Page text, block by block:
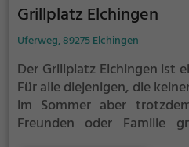
Grillplatz Elchingen
Uferweg, 89275 Elchingen
Der Grillplatz Elchingen ist
Für alle diejenigen, die
im Sommer aber
Freunden oder Familie